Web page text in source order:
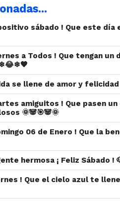
positivo sábado ! Que este
a Todos ! Que tengan
se llene de amor y felicidad
amiguitos ! Que pasen
🌞🐼🎯🐼🌞
06 de Enero ! Que la
hermosa ¡ Feliz Sábado !
! Que el cielo azul te